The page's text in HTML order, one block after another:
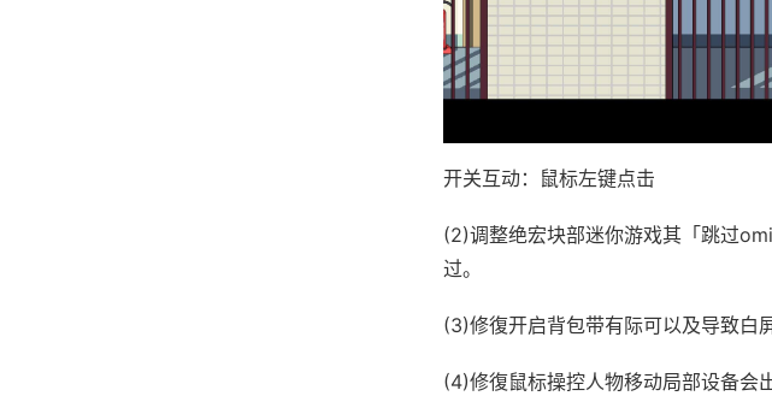
开关互动：鼠标左键点击
(2)调整绝宏块部迷你游戏其「跳过
过。
(3)修復开启背包带有际可以及导致白
(4)修復鼠标操控人物移动局部设备会